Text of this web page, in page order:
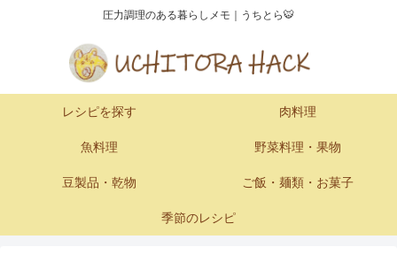
圧力調理のある暮らしメモ｜うちとら🐯
レシピを探す 肉料理
魚料理 野菜料理・果物
豆製品・乾物 ご飯・麺類・お菓子
季節のレシピ